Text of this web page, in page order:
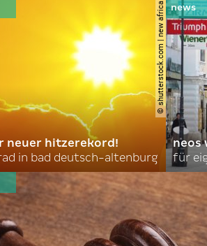
© shutterstock.com | new africa
neuer hitzerekord!
in bad deutsch-altenburg
neos
für